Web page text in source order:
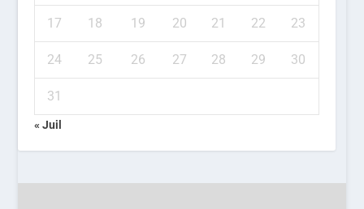
17 18 19 20 21 22 23
24 25 26 27 28 29 30
31
« Juil